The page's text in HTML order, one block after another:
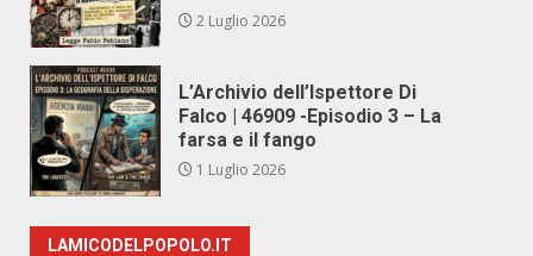
2 Luglio 2026
L’Archivio dell’Ispettore Di
Falco | 46909 -Episodio 3 – La
farsa e il fango
1 Luglio 2026
LAMICODELPOPOLO.IT